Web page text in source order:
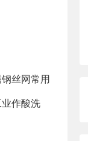
丝网常用
作酸洗